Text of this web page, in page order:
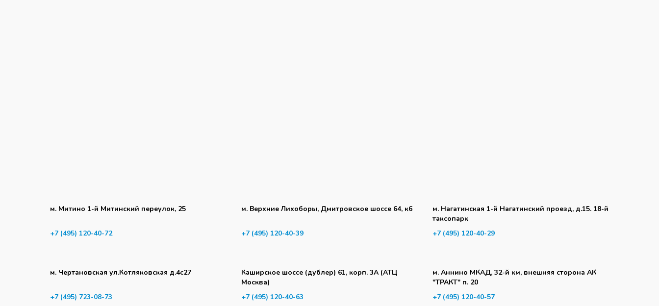
м. Митино 1-й Митинский переулок, 25
+7 (495) 120-40-72
м. Верхние Лихоборы, Дмитровское шоссе 64, к6
+7 (495) 120-40-39
м. Нагатинская 1-й Нагатинский проезд, д.15. 18-й
таксопарк
+7 (495) 120-40-29
м. Чертановская ул.Котляковская д.4с27
+7 (495) 723-08-73
Каширское шоссе (дублер) 61, корп. 3А (АТЦ
Москва)
+7 (495) 120-40-63
м. Аннино МКАД, 32-й км, внешняя сторона АК
"ТРАКТ" п. 20
+7 (495) 120-40-57